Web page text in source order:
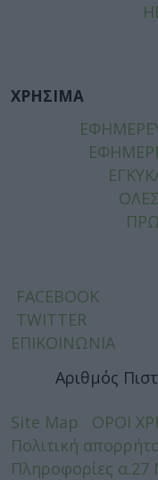
ΧΡΗΣΙΜΑ
FACEBOOK
TWITTER
ΕΠΙΚΟΙΝΩΝΙΑ
Αριθμός
Site Map ΟΡΟΙ
Πολιτική
Πληροφορίες α.27